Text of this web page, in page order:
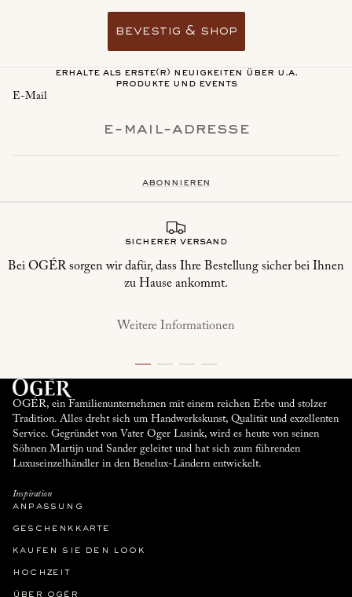
bevestig & shop
erhalte als erste(r) neuigkeiten über u.a.
produkte und events
E-Mail
abonnieren
sicherer versand
Bei OGÉR sorgen wir dafür, dass Ihre Bestellung sicher bei Ihnen
zu Hause ankommt.
Weitere Informationen
OGÉR, ein Familienunternehmen mit einem reichen Erbe und stolzer
Tradition. Alles dreht sich um Handwerkskunst, Qualität und exzellenten
Service. Gegründet von Vater Oger Lusink, wird es heute von seinen
Söhnen Martijn und Sander geleitet und hat sich zum führenden
Luxuseinzelhändler in den Benelux-Ländern entwickelt.
Inspiration
anpassung
geschenkkarte
kaufen sie den look
hochzeit
über ogér